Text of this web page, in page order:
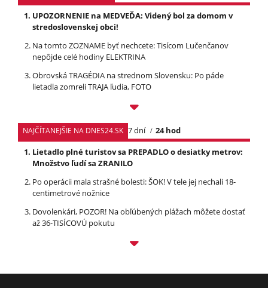
UPOZORNENIE na MEDVEĎA: Videný bol za domom v
stredoslovenskej obci!
Na tomto ZOZNAME byť nechcete: Tisícom Lučenčanov
nepôjde celé hodiny ELEKTRINA
Obrovská TRAGÉDIA na strednom Slovensku: Po páde
lietadla zomreli TRAJA ľudia, FOTO
NAJČÍTANEJŠIE NA DNES24.SK 7 dní
24 hod
Lietadlo plné turistov sa PREPADLO o desiatky metrov:
Množstvo ľudí sa ZRANILO
Po operácii mala strašné bolesti: ŠOK! V tele jej nechali 18-
centimetrové nožnice
Dovolenkári, POZOR! Na obľúbených plážach môžete dostať
až 36-TISÍCOVÚ pokutu